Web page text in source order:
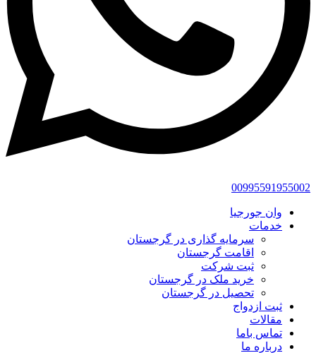
00995591955002
وان جورجیا
خدمات
سرمایه گذاری در گرجستان
اقامت گرجستان
ثبت شرکت
خرید ملک در گرجستان
تحصیل در گرجستان
ثبت ازدواج
مقالات
تماس باما
درباره ما